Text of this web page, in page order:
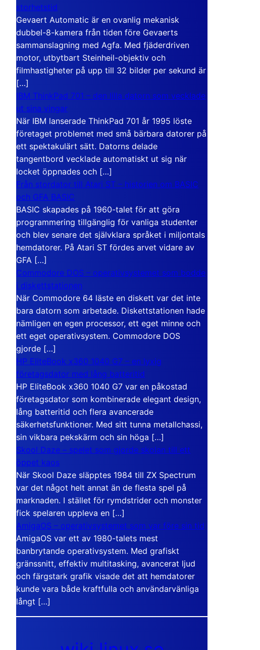
storhetstid
Gevaert Automatic är en ovanlig mekanisk
dubbel-8-kamera från tiden före Gevaerts
sammanslagning med Agfa. Med fjäderdriven
motor, utbytbart Steinheil-objektiv och
filmhastigheter på upp till 32 bilder per sekund är
[…]
IBM ThinkPad 701 – den lilla datorn som vecklade
ut sina vingar
När IBM lanserade ThinkPad 701 år 1995 löste
företaget problemet med små bärbara datorer på
ett spektakulärt sätt. Datorns delade
tangentbord vecklade automatiskt ut sig när
locket öppnades och […]
Från stordator till Atari ST – historien om BASIC
och GFA BASIC
BASIC skapades på 1960-talet för att göra
programmering tillgänglig för vanliga studenter
och blev senare det självklara språket i miljontals
hemdatorer. På Atari ST fördes arvet vidare av
GFA […]
Commodore DOS – operativsystemet som bodde
i diskettstationen
När Commodore 64 läste en diskett var det inte
bara datorn som arbetade. Diskettstationen hade
nämligen en egen processor, ett eget minne och
ett eget operativsystem. Commodore DOS
gjorde […]
HP EliteBook x360 1040 G7 – en lyxig
företagsdator med lång batteritid
HP EliteBook x360 1040 G7 var en påkostad
företagsdator som kombinerade elegant design,
lång batteritid och flera avancerade
säkerhetsfunktioner. Med sitt tunna metallchassi,
sin vikbara pekskärm och sin höga […]
Skool Daze – spelet som gjorde skolan till ett
öppet kaos
När Skool Daze släpptes 1984 till ZX Spectrum
var det något helt annat än de flesta spel på
marknaden. I stället för rymdstrider och monster
fick spelaren uppleva en […]
AmigaOS – operativsystemet som var före sin tid
AmigaOS var ett av 1980-talets mest
banbrytande operativsystem. Med grafiskt
gränssnitt, effektiv multitasking, avancerat ljud
och färgstark grafik visade det att hemdatorer
kunde vara både kraftfulla och användarvänliga
långt […]